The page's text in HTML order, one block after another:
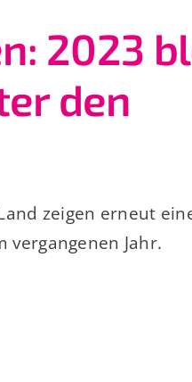
2023
den
zeigen erneut
Jahr.